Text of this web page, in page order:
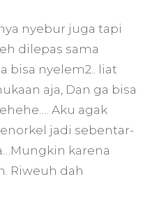
nyebur juga tapi
dilepas sama
bisa nyelem2.. liat
aja, Dan ga bisa
Aku agak
jadi sebentar-
karena
Riweuh dah